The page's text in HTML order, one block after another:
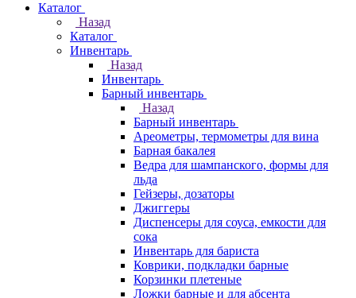
Каталог
Назад
Каталог
Инвентарь
Назад
Инвентарь
Барный инвентарь
Назад
Барный инвентарь
Ареометры, термометры для вина
Барная бакалея
Ведра для шампанского, формы для
льда
Гейзеры, дозаторы
Джиггеры
Диспенсеры для соуса, емкости для
сока
Инвентарь для бариста
Коврики, подкладки барные
Корзинки плетеные
Ложки барные и для абсента